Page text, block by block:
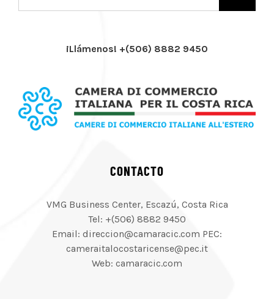
¡Llámenos! +(506) 8882 9450
CONTACTO
VMG Business Center, Escazú, Costa Rica
Tel: +(506) 8882 9450
Email: direccion@camaracic.com PEC:
cameraitalocostaricense@pec.it
Web: camaracic.com